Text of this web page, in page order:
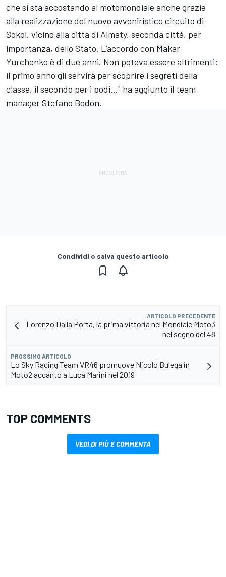
che si sta accostando al motomondiale anche grazie
alla realizzazione del nuovo avveniristico circuito di
Sokol, vicino alla città di Almaty, seconda città, per
importanza, dello Stato. L’accordo con Makar
Yurchenko è di due anni. Non poteva essere altrimenti:
il primo anno gli servirà per scoprire i segreti della
classe, il secondo per i podi..." ha aggiunto il team
manager Stefano Bedon.
Condividi o salva questo articolo
ARTICOLO PRECEDENTE
Lorenzo Dalla Porta, la prima vittoria nel Mondiale Moto3
nel segno del 48
PROSSIMO ARTICOLO
Lo Sky Racing Team VR46 promuove Nicolò Bulega in
Moto2 accanto a Luca Marini nel 2019
TOP COMMENTS
VEDI DI PIÙ E COMMENTA